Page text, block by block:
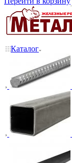
Каталог